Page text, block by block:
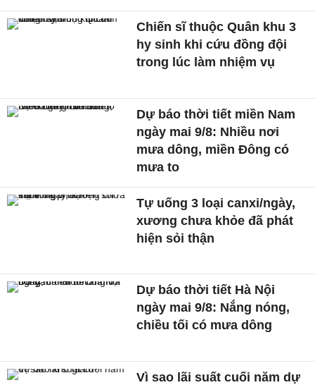
Chiến sĩ thuộc Quân khu 3
hy sinh khi cứu đồng đội
trong lúc làm nhiệm vụ
Dự báo thời tiết miền Nam
ngày mai 9/8: Nhiều nơi
mưa dông, miền Đông có
mưa to
Tự uống 3 loại canxi/ngày,
xương chưa khỏe đã phát
hiện sỏi thận
Dự báo thời tiết Hà Nội
ngày mai 9/8: Nắng nóng,
chiều tối có mưa dông
Vì sao lãi suất cuối năm dự